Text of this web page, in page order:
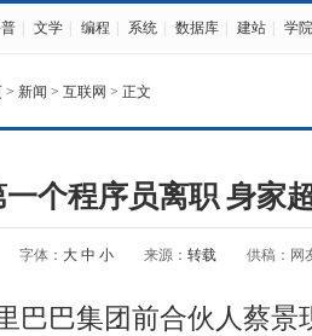
文学 编程 系统 数据库 建站 学院
> 新闻 > 互联网 > 正文
个程序员离职 身家
字体： 大 中 小 来源： 转载 供稿：网
巴巴集团前合伙人蔡景